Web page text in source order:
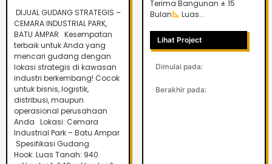
DIJUAL GUDANG STRATEGIS –
CEMARA INDUSTRIAL PARK,
BATU AMPAR Kesempatan
terbaik untuk Anda yang
mencari gudang dengan
lokasi strategis di kawasan
industri berkembang! Cocok
untuk bisnis, logistik,
distribusi, maupun
operasional perusahaan
Anda Lokasi: Cemara
Industrial Park – Batu Ampar
Spesifikasi Gudang
Hook: Luas Tanah: 940
Terima Bangunan ± 15
Bulan
Luas...
Lihat Project
Dimulai pada:
Berakhir pada: